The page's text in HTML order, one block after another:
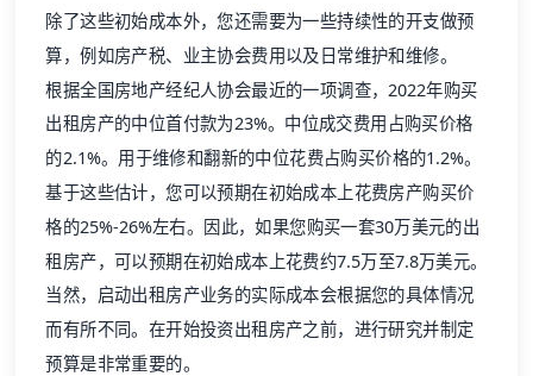
除了这些初始成本外，您还需要为一些持续性的开支做预
算，例如房产税、业主协会费用以及日常维护和维修。
根据全国房地产经纪人协会最近的一项调查，2022年购买
出租房产的中位首付款为23%。中位成交费用占购买价格
的2.1%。用于维修和翻新的中位花费占购买价格的1.2%。
基于这些估计，您可以预期在初始成本上花费房产购买价
格的25%-26%左右。因此，如果您购买一套30万美元的出
租房产，可以预期在初始成本上花费约7.5万至7.8万美元。
当然，启动出租房产业务的实际成本会根据您的具体情况
而有所不同。在开始投资出租房产之前，进行研究并制定
预算是非常重要的。